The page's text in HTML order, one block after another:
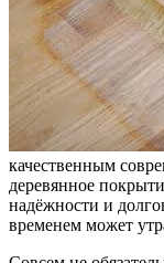
качественным
деревянное
надёжности и
временем может